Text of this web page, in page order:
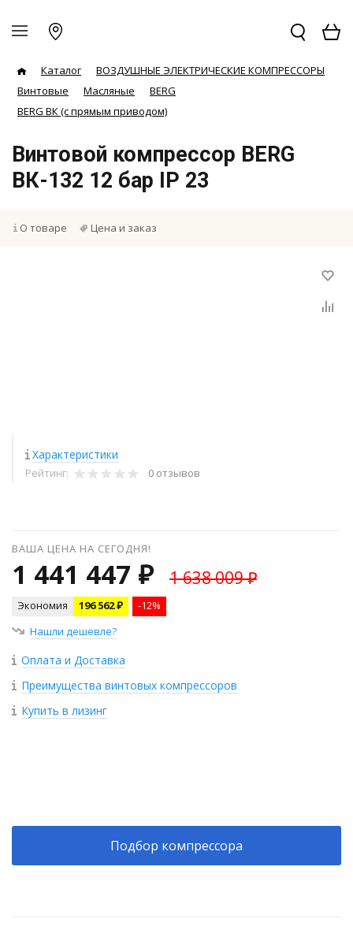
Каталог
ВОЗДУШНЫЕ ЭЛЕКТРИЧЕСКИЕ КОМПРЕССОРЫ
Винтовые
Масляные
BERG
BERG ВК (с прямым приводом)
Винтовой компрессор BERG
ВК-132 12 бар IP 23
О товаре Цена и заказ
Характеристики
Рейтинг: 0 отзывов
ВАША ЦЕНА НА СЕГОДНЯ!
1 441 447 ₽ 1 638 009 ₽
Экономия 196 562 ₽
-12%
Нашли дешевле?
Оплата и Доставка
Преимущества винтовых компрессоров
Купить в лизинг
Подбор компрессора